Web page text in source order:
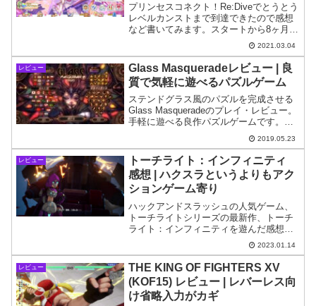
プリンセスコネクト！Re:Diveでとうとう
レベルカンストまで到達できたので感想
など書いてみます。スタートから8ヶ月で
2021.03.04
レビュー
Glass Masqueradeレビュー | 良
質で気軽に遊べるパズルゲーム
ステンドグラス風のパズルを完成させる
Glass Masqueradeのプレイ・レビュー。
手軽に遊べる良作パズルゲームです。実
績の解除が簡単に行えるもの良ポイン
2019.05.23
レビュー
トーチライト：インフィニティ
感想 | ハクスラというよりもアク
ションゲーム寄り
ハックアンドスラッシュの人気ゲーム、
トーチライトシリーズの最新作、トーチ
ライト：インフィニティを遊んだ感想で
す。綺麗なグラフィックに日本語のテキ
スト、ボイスと豪華な内容ですが、ハク
スラよりもアクションゲーム寄りの作風
は好みが分かれるかもしれません。
2023.01.14
レビュー
THE KING OF FIGHTERS XV
(KOF15) レビュー | レバーレス向
け省略入力がカギ